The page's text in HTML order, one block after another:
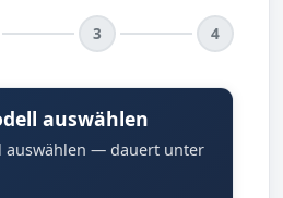
3 4
auswählen
auswählen — dauert unter